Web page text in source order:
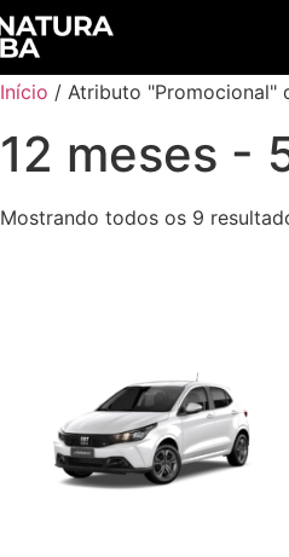
Início / Atributo "Promocional"
12 meses -
Mostrando todos os 9